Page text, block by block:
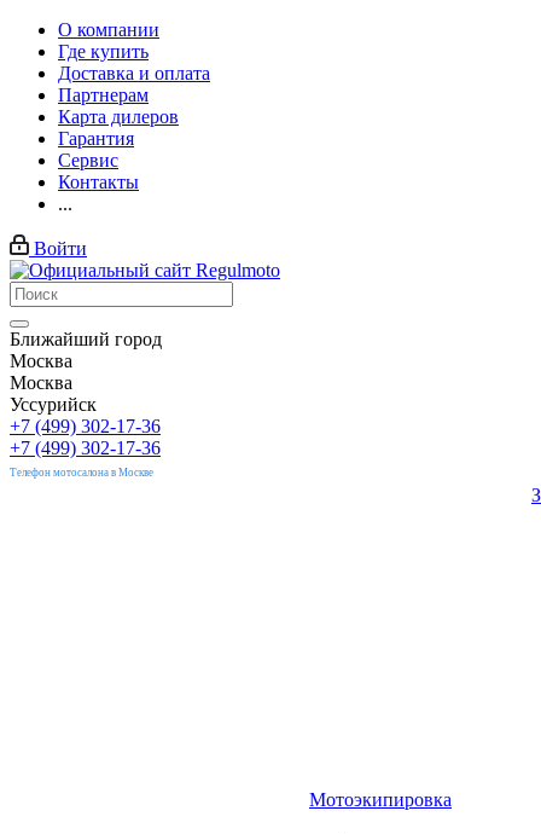
О компании
Где купить
Доставка и оплата
Партнерам
Карта дилеров
Гарантия
Сервис
Контакты
...
Войти
Ближайший город
Москва
Москва
Уссурийск
+7 (499) 302-17-36
+7 (499) 302-17-36
Телефон мотосалона в Москве
Мотоэкипировка